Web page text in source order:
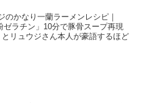
かなり一蘭ラーメンレシピ｜
ラチン」10分で豚骨スープ再現
リュウジさん本人が豪語するほど